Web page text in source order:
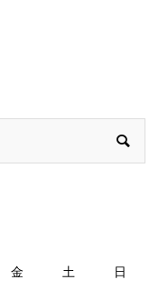
金 土 日